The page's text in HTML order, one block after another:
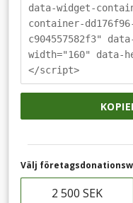
data-widget-
container-
c904557582f3"
width="160" data-
</script>
Välj
2 500 SEK